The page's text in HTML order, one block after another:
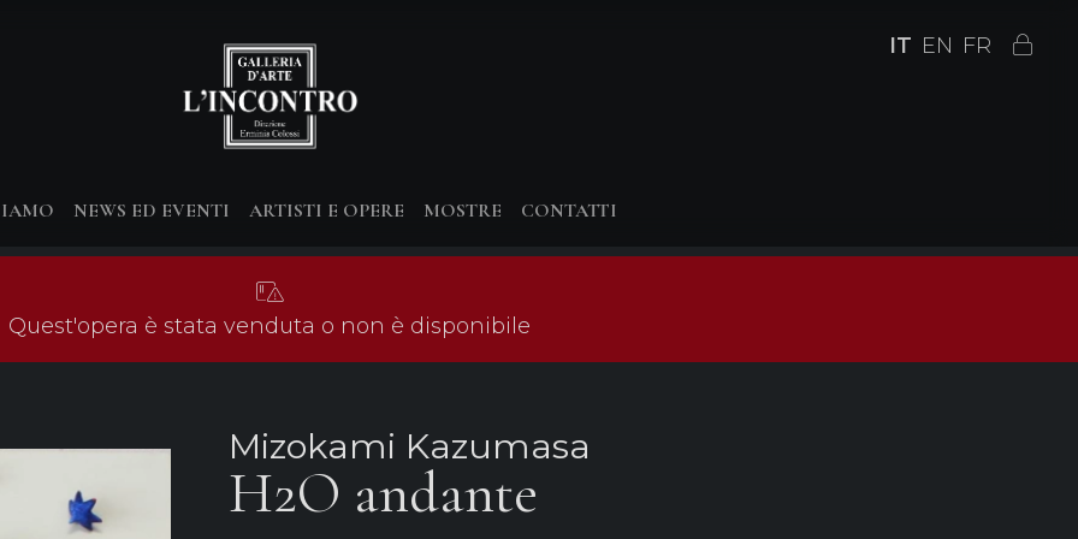
IT EN FR
NEWS ED EVENTI ARTISTI E OPERE MOSTRE CONTATTI
Quest'opera è stata venduta o non è disponibile
Mizokami Kazumasa
H2O andante